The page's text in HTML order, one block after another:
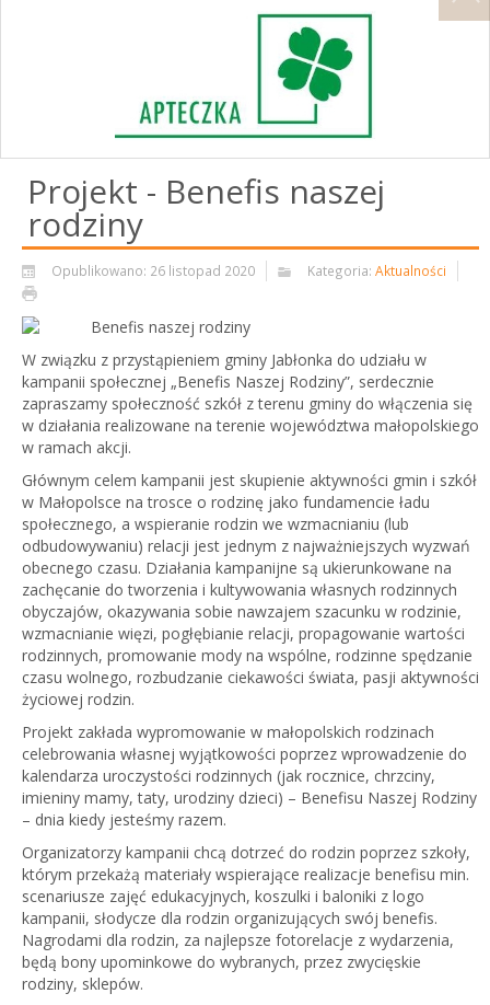
Projekt - Benefis naszej
rodziny
Opublikowano: 26 listopad 2020 Kategoria: Aktualności
W związku z przystąpieniem gminy Jabłonka do udziału w
kampanii społecznej „Benefis Naszej Rodziny”, serdecznie
zapraszamy społeczność szkół z terenu gminy do włączenia się
w działania realizowane na terenie województwa małopolskiego
w ramach akcji.
Głównym celem kampanii jest skupienie aktywności gmin i szkół
w Małopolsce na trosce o rodzinę jako fundamencie ładu
społecznego, a wspieranie rodzin we wzmacnianiu (lub
odbudowywaniu) relacji jest jednym z najważniejszych wyzwań
obecnego czasu. Działania kampanijne są ukierunkowane na
zachęcanie do tworzenia i kultywowania własnych rodzinnych
obyczajów, okazywania sobie nawzajem szacunku w rodzinie,
wzmacnianie więzi, pogłębianie relacji, propagowanie wartości
rodzinnych, promowanie mody na wspólne, rodzinne spędzanie
czasu wolnego, rozbudzanie ciekawości świata, pasji aktywności
życiowej rodzin.
Projekt zakłada wypromowanie w małopolskich rodzinach
celebrowania własnej wyjątkowości poprzez wprowadzenie do
kalendarza uroczystości rodzinnych (jak rocznice, chrzciny,
imieniny mamy, taty, urodziny dzieci) – Benefisu Naszej Rodziny
– dnia kiedy jesteśmy razem.
Organizatorzy kampanii chcą dotrzeć do rodzin poprzez szkoły,
którym przekażą materiały wspierające realizacje benefisu min.
scenariusze zajęć edukacyjnych, koszulki i baloniki z logo
kampanii, słodycze dla rodzin organizujących swój benefis.
Nagrodami dla rodzin, za najlepsze fotorelacje z wydarzenia,
będą bony upominkowe do wybranych, przez zwycięskie
rodziny, sklepów.